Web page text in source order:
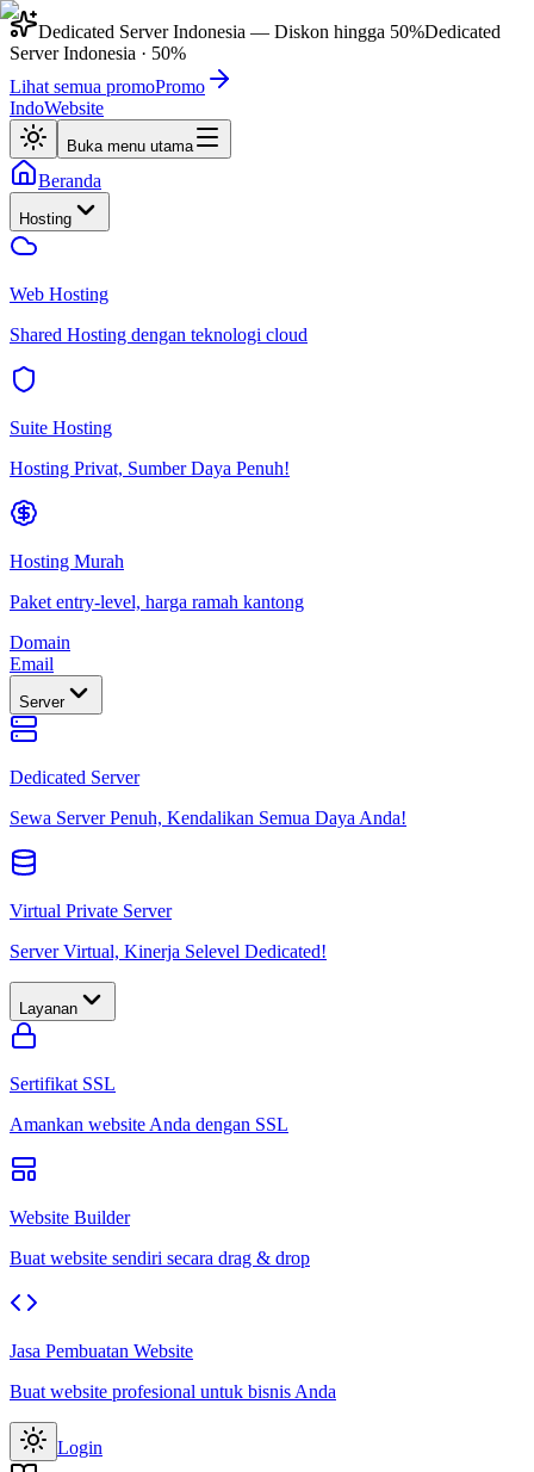
Dedicated Server Indonesia — Diskon hingga 50%Dedicated
Server Indonesia · 50%
Lihat semua promoPromo
IndoWebsite
Buka menu utama
Beranda
Hosting
Web Hosting
Shared Hosting dengan teknologi cloud
Suite Hosting
Hosting Privat, Sumber Daya Penuh!
Hosting Murah
Paket entry-level, harga ramah kantong
Domain
Email
Server
Dedicated Server
Sewa Server Penuh, Kendalikan Semua Daya Anda!
Virtual Private Server
Server Virtual, Kinerja Selevel Dedicated!
Layanan
Sertifikat SSL
Amankan website Anda dengan SSL
Website Builder
Buat website sendiri secara drag & drop
Jasa Pembuatan Website
Buat website profesional untuk bisnis Anda
Login